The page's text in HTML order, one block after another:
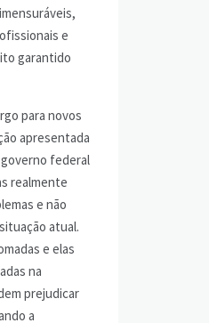
e
garantido
para novos
apresentada
federal
realmente
e não
atual.
e elas
na
prejudicar
a